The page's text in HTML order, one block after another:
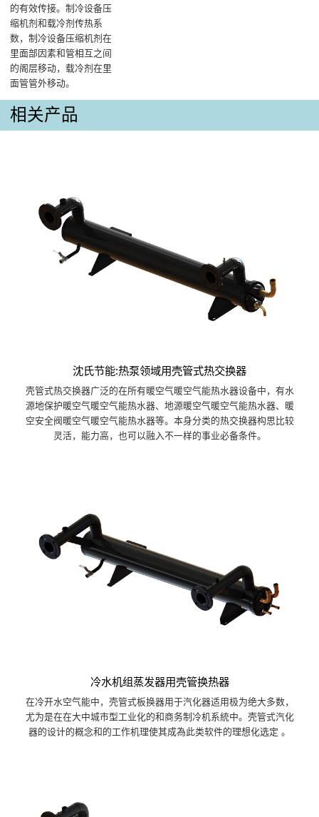
的有效传接。制冷设备压
缩机剂和载冷剂传热系
数，制冷设备压缩机剂在
里面部因素和管相互之间
的阁层移动，载冷剂在里
面管管外移动。
相关产品
沈氏节能:热泵领域用壳管式热交换器
壳管式热交换器广泛的在所有暖空气暖空气能热水器设备中，有水
源地保护暖空气暖空气能热水器、地源暖空气暖空气能热水器、暖
空安全阀暖空气暖空气能热水器等。本身分类的热交换器构思比较
灵活，能力高，也可以融入不一样的事业必备条件。
冷水机组蒸发器用壳管换热器
在冷开水空气能中，壳管式板换器用于汽化器适用极为绝大多数，
尤为是在在大中城市型工业化的和商务制冷机系統中。壳管式汽化
器的设计的概念和的工作机理使其成為此类软件的理想化选定 。